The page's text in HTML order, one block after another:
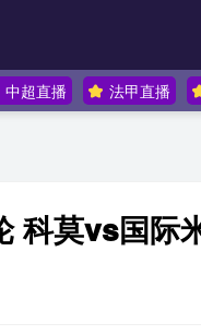
中超直播 法甲直播
科莫vs国际